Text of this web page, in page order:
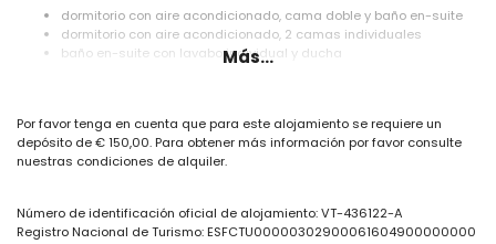
dormitorio con aire acondicionado, cama doble y baño en-suite
dormitorio con aire acondicionado, 2 camas individuales
baño en-suite con lavabo individual y ducha
parcela cerrada
piscina comunitaria en forma de riñón
piscina para niños
ducha exterior
Más información
Más...
Por favor tenga en cuenta que para este alojamiento se requiere un
depósito de € 150,00. Para obtener más información por favor consulte
nuestras condiciones de alquiler.
Número de identificación oficial de alojamiento: VT-436122-A
Registro Nacional de Turismo: ESFCTU00000302900061604900000000